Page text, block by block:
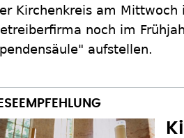
Kirchenkreis am
noch im
aufstellen.